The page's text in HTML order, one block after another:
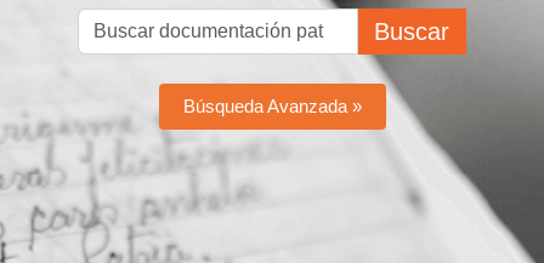
Buscar
Búsqueda Avanzada »